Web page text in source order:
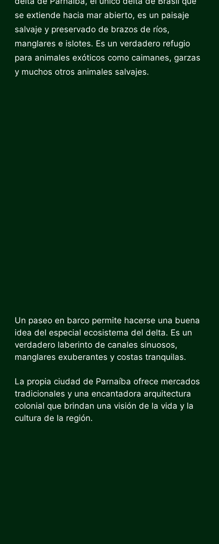
se extiende hacia mar abierto, es un paisaje
salvaje y preservado de brazos de ríos,
manglares e islotes. Es un verdadero refugio
para animales exóticos como caimanes, garzas
y muchos otros animales salvajes.
Un paseo en barco permite hacerse una buena
idea del especial ecosistema del delta. Es un
verdadero laberinto de canales sinuosos,
manglares exuberantes y costas tranquilas.
La propia ciudad de Parnaíba ofrece mercados
tradicionales y una encantadora arquitectura
colonial que brindan una visión de la vida y la
cultura de la región.